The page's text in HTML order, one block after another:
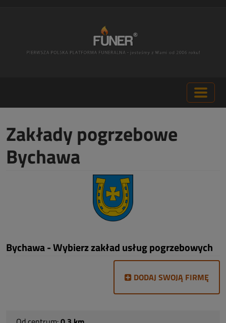
Zakłady pogrzebowe
Bychawa
Bychawa - Wybierz zakład usług pogrzebowych
DODAJ SWOJĄ FIRMĘ